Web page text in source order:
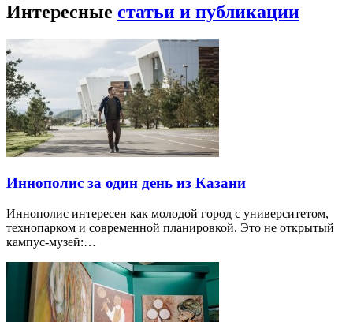
Интересные статьи и публикации
Иннополис за один день из Казани
Иннополис интересен как молодой город с университетом,
технопарком и современной планировкой. Это не открытый
кампус-музей:…